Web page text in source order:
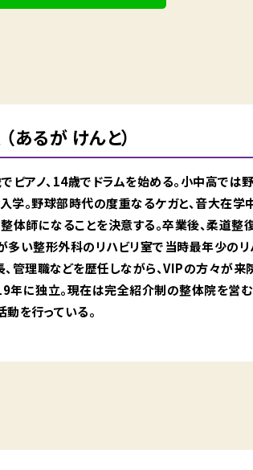
あるが けんと）
ピアノ、14歳でドラムを始める。小中高で
学。野球部時代の度重なるケガと、音大在学
整体師になることを決意する。卒業後、柔道
多い整形外科のリハビリ室で当時最年少の
、管理職などを歴任しながら、VIPの方々が
年に独立。現在は完全紹介制の整体院を営
を行っている。